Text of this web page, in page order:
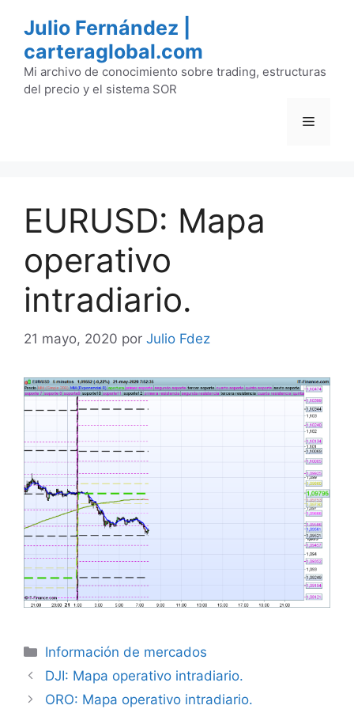
contenido
Julio Fernández |
carteraglobal.com
Mi archivo de conocimiento sobre trading, estructuras
del precio y el sistema SOR
Menú
EURUSD: Mapa
operativo
intradiario.
21 mayo, 2020 por Julio Fdez
Categorías
Información de mercados
DJI: Mapa operativo intradiario.
ORO: Mapa operativo intradiario.